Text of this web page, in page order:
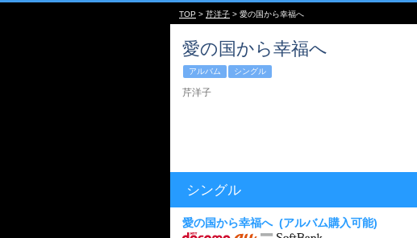
TOP > 芹洋子 > 愛の国から幸福へ
愛の国から幸福へ
アルバム シングル
芹洋子
シングル
愛の国から幸福へ (アルバム購入可能)